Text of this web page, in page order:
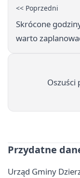
<< Poprzedni
Skrócone
warto
Oszuści
Przydatne
Urząd Gminy